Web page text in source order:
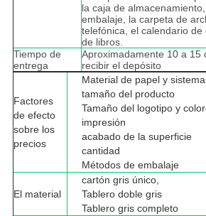
la caja de
embalaje, la carpeta de
telefónica, el calendario
de libros.
Tiempo de
entrega
Aproximadamente 10 a 15
recibir el depósito
Factores
de efecto
sobre los
precios
Material de papel y
tamaño del producto
Tamaño del logotipo y
impresión
acabado de la superficie
cantidad
Métodos de embalaje
El material
cartón gris único,
Tablero doble gris
Tablero gris completo